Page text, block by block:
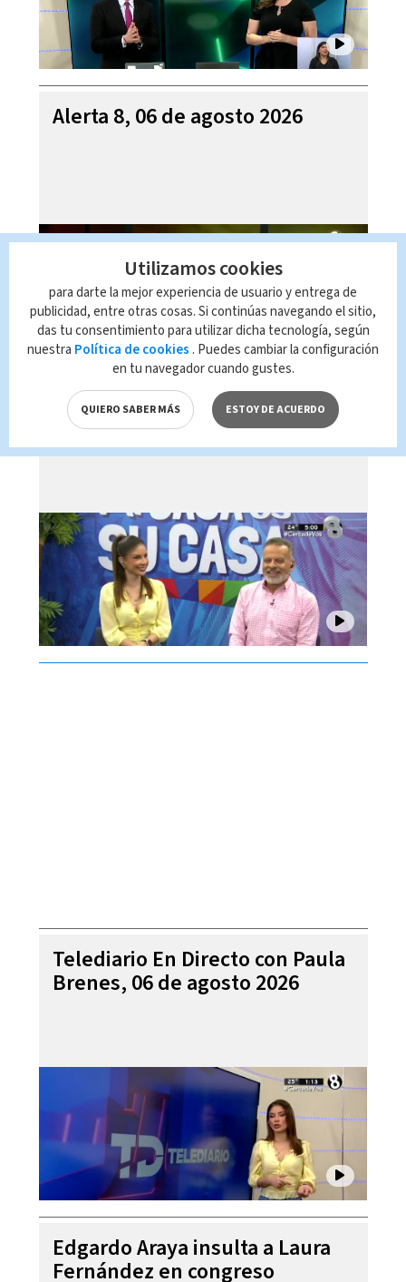
Alerta 8, 06 de agosto 2026
Mi Casa es su Casa, 06 de
agosto 2026
Telediario En Directo con Paula
Brenes, 06 de agosto 2026
Edgardo Araya insulta a Laura
Fernández en congreso
Utilizamos cookies
para darte la mejor experiencia de usuario y entrega de
publicidad, entre otras cosas. Si continúas navegando el sitio,
das tu consentimiento para utilizar dicha tecnología, según
nuestra Política de cookies . Puedes cambiar la configuración
en tu navegador cuando gustes.
QUIERO SABER MÁS ESTOY DE ACUERDO